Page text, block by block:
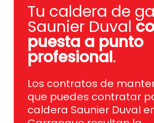
Tu caldera de
Saunier Duval
puesta a punto
profesional.
Los contratos de
que puedes contratar
caldera Saunier Duval